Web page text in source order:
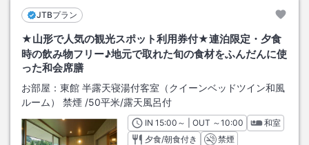
JTBプラン
★山形で人気の観光スポット利用券付★連泊限定・夕食
時の飲み物フリー♪地元で取れた旬の食材をふんだんに使
った和会席膳
お部屋： 東館 半露天寝湯付客室（クイーンベッドツイン和風
ルーム） 禁煙 /50平米/露天風呂付
INチェックイン
15:00 ～ | OUT チェックアウト
～10:00
和室
夕食/朝食付き
禁煙